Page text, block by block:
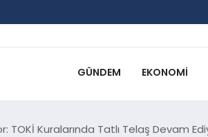
GÜNDEM EKONOMI
TOKİ Kuralarında Tatlı Telaş Devam